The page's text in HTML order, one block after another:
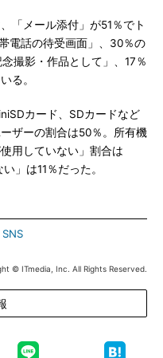
「メール添付」が51％でト
電話の待受画面」、30％の
撮影・作品として」、17％
る。
カード、SDカードなど
ザーの割合は50％。所有機
用していない」割合は
」は11％だった。
SNS
© ITmedia, Inc. All Rights Reserved.